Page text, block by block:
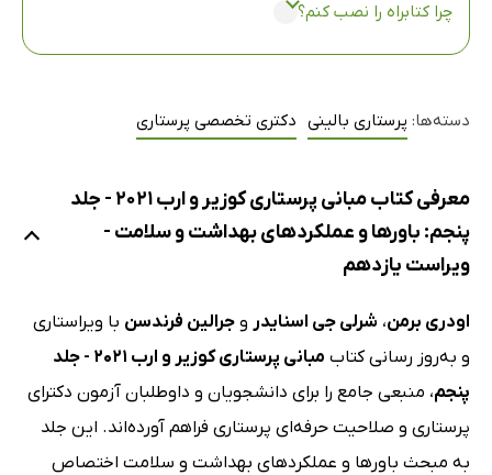
چرا کتابراه را نصب کنم؟
دسته‌ها: پرستاری بالینی دکتری تخصصی پرستاری
معرفی کتاب مبانی پرستاری کوزیر و ارب 2021 - جلد
پنجم: باورها و عملکردهای بهداشت و سلامت -
ویراست یازدهم
اودری برمن، شرلی جی اسنایدر و جرالین فرندسن با ویراستاری
و به‌روز رسانی کتاب
مبانی پرستاری کوزیر و ارب 2021 - جلد
پنجم، منبعی جامع را برای دانشجویان و داوطلبان آزمون دکترای
پرستاری و صلاحیت حرفه‌ای پرستاری فراهم آورده‌اند. این جلد
به مبحث باورها و عملکردهای بهداشت و سلامت اختصاص